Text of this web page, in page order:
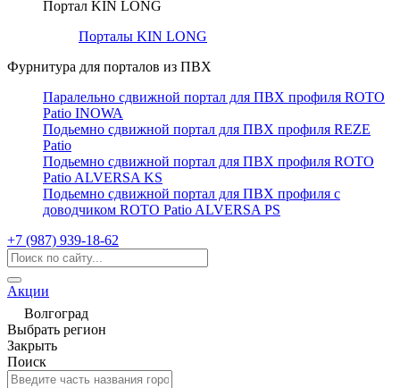
Портал KIN LONG
Порталы KIN LONG
Фурнитура для порталов из ПВХ
Паралельно сдвижной портал для ПВХ профиля ROTO
Patio INOWA
Подьемно сдвижной портал для ПВХ профиля REZE
Patio
Подьемно сдвижной портал для ПВХ профиля ROTO
Patio ALVERSA KS
Подьемно сдвижной портал для ПВХ профиля с
доводчиком ROTO Patio ALVERSA PS
+7 (987) 939-18-62
Акции
Волгоград
Выбрать регион
Закрыть
Поиск